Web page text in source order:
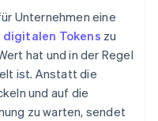
Unternehmen eine
digitalen Tokens zu
hat und in der Regel
ist. Anstatt die
und auf die
zu warten, sendet